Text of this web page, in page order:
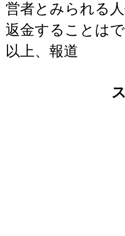
営者とみられる
返金することは
以上、報道